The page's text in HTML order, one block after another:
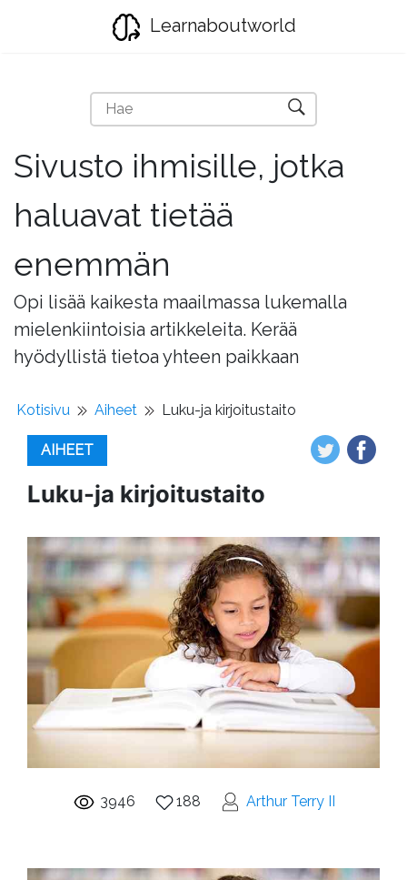
Learnaboutworld
Sivusto ihmisille, jotka
haluavat tietää
enemmän
Opi lisää kaikesta maailmassa lukemalla
mielenkiintoisia artikkeleita. Kerää
hyödyllistä tietoa yhteen paikkaan
Kotisivu Aiheet Luku-ja kirjoitustaito
AIHEET
Luku-ja kirjoitustaito
3946 188 Arthur Terry II